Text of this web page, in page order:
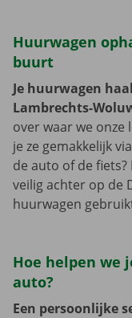
Huurwagen
buurt
Je huurwagen
Lambrechts-
over waar we
je ze gemakkelijk
de auto of de
veilig achter op de
huurwagen
Hoe helpen we
auto?
Een persoonlijke